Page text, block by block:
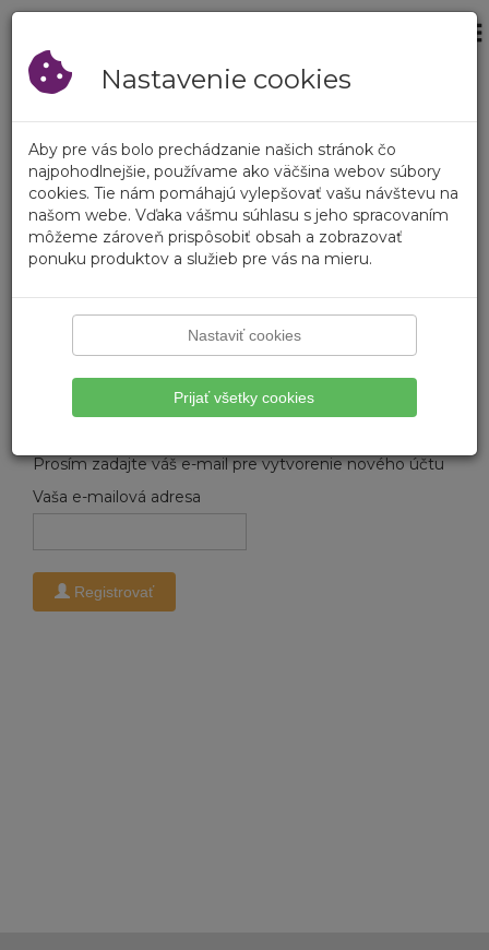
Nastavenie cookies
Aby pre vás bolo prechádzanie našich stránok čo
najpohodlnejšie, používame ako väčšina webov súbory
cookies. Tie nám pomáhajú vylepšovať vašu návštevu na
našom webe. Vďaka vášmu súhlasu s jeho spracovaním
môžeme zároveň prispôsobiť obsah a zobrazovať
ponuku produktov a služieb pre vás na mieru.
Nastaviť cookies
Prijať všetky cookies
Prihlásenie
Prihlásenie
Zákaznícke číslo
Heslo
Vytvorenie účtu
Prosím zadajte váš e-mail pre vytvorenie nového účtu
Vaša e-mailová adresa
Registrovať